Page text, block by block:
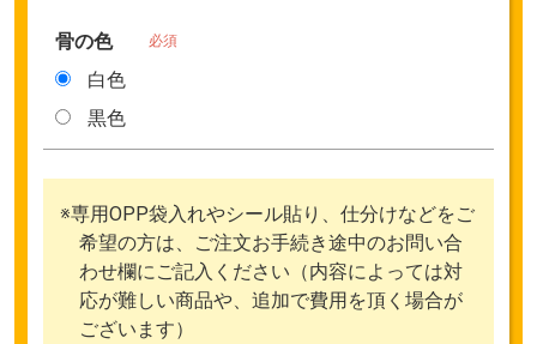
骨の色 必須
白色
黒色
※専用OPP袋入れやシール貼り、仕分けなどをご
希望の方は、ご注文お手続き途中のお問い合
わせ欄にご記入ください（内容によっては対
応が難しい商品や、追加で費用を頂く場合が
ございます）